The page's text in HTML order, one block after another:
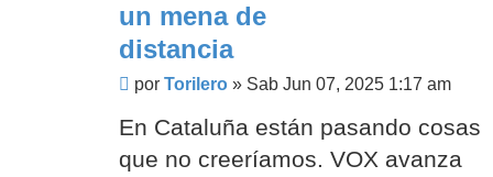
un mena de
distancia
Mensaje
por Torilero» Sab Jun 07, 2025 1:17 am
En Cataluña están pasando cosas
que no creeríamos. VOX avanza